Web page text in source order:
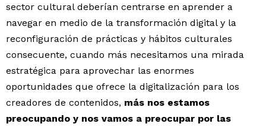
sector cultural deberían centrarse en aprender a
navegar en medio de la transformación digital y la
reconfiguración de prácticas y hábitos culturales
consecuente, cuando más necesitamos una mirada
estratégica para aprovechar las enormes
oportunidades que ofrece la digitalización para los
creadores de contenidos, más nos estamos
preocupando y nos vamos a preocupar por las